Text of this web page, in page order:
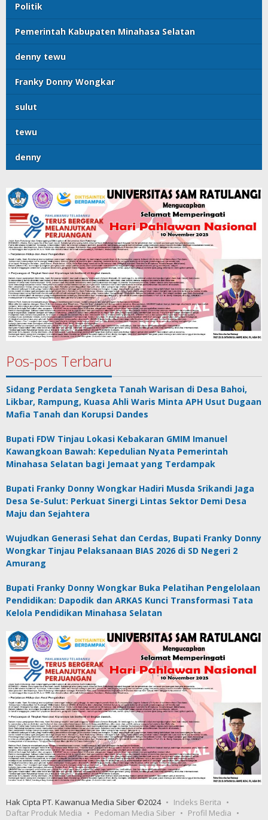
Politik
Pemerintah Kabupaten Minahasa Selatan
denny tewu
Franky Donny Wongkar
sulut
tewu
denny
Pos-pos Terbaru
Sidang Perdata Sengketa Tanah Warisan di Desa Bahoi,
Likbar, Rampung, Kuasa Ahli Waris Minta APH Usut Dugaan
Mafia Tanah dan Korupsi Dandes
Bupati FDW Tinjau Lokasi Kebakaran GMIM Imanuel
Kawangkoan Bawah: Kepedulian Nyata Pemerintah
Minahasa Selatan bagi Jemaat yang Terdampak
Bupati Franky Donny Wongkar Hadiri Musda Srikandi Jaga
Desa Se-Sulut: Perkuat Sinergi Lintas Sektor Demi Desa
Maju dan Sejahtera
Wujudkan Generasi Sehat dan Cerdas, Bupati Franky Donny
Wongkar Tinjau Pelaksanaan BIAS 2026 di SD Negeri 2
Amurang
Bupati Franky Donny Wongkar Buka Pelatihan Pengelolaan
Pendidikan: Dapodik dan ARKAS Kunci Transformasi Tata
Kelola Pendidikan Minahasa Selatan
Hak Cipta PT. Kawanua Media Siber ©2024
Indeks Berita
Daftar Produk Media
Pedoman Media Siber
Profil Media